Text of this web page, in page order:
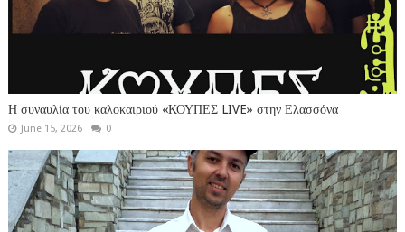
Η συναυλία του καλοκαιριού «ΚΟΥΠΕΣ LIVE» στην Ελασσόνα
June 15, 2026 0